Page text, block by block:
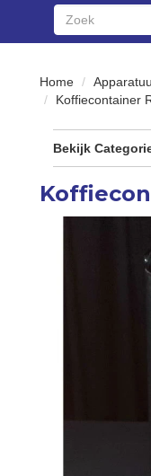
Home
Koffiecontainer
Bekijk